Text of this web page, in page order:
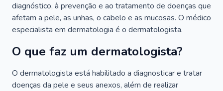
diagnóstico, à prevenção e ao tratamento de doenças que
afetam a pele, as unhas, o cabelo e as mucosas. O médico
especialista em dermatologia é o dermatologista.
O que faz um dermatologista?
O dermatologista está habilitado a diagnosticar e tratar
doenças da pele e seus anexos, além de realizar